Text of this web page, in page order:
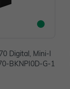
Digital, Mini-I
BKNPI0D-G-1